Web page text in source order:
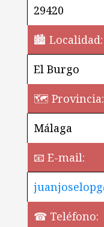
29420
🏙️ Localidad:
El Burgo
🗺 Provincia:
Málaga
📧 E-mail:
☎ Teléfono: